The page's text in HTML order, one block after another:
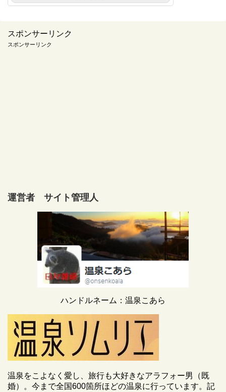
スポンサーリンク
スポンサーリンク
運営者 サイト管理人
ハンドルネーム：温泉こあら
温泉をこよなく愛し、旅行も大好きなアラフォー男（既
婚）。今まで全国600箇所ほどの温泉に行っています。記